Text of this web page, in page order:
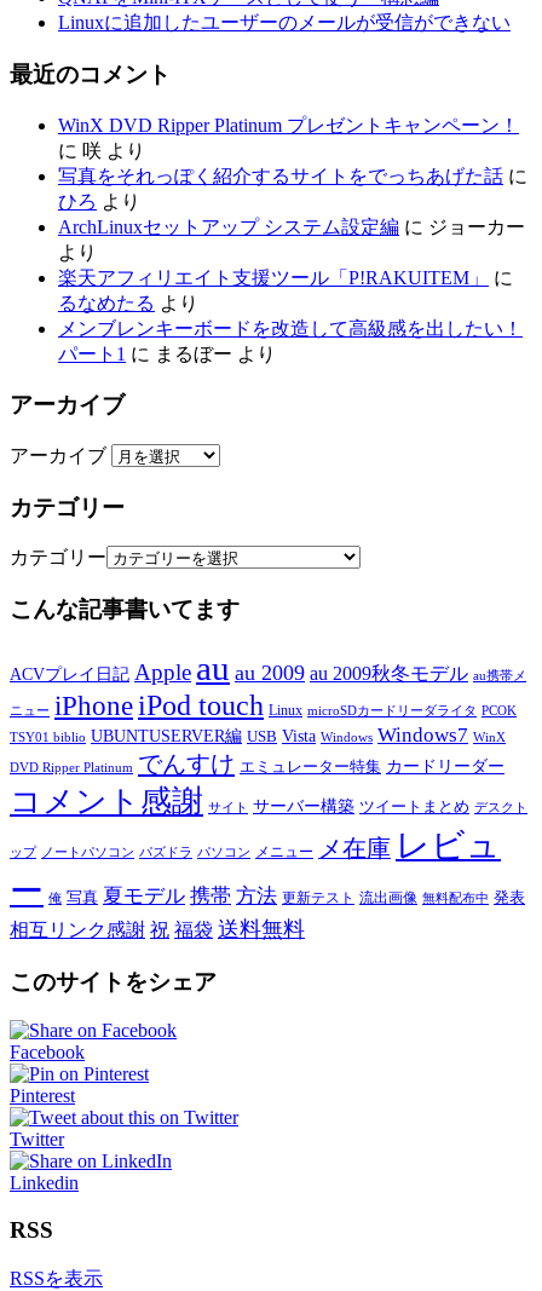
Linuxに追加したユーザーのメールが受信ができない
最近のコメント
WinX DVD Ripper Platinum プレゼントキャンペーン！
に 咲 より
写真をそれっぽく紹介するサイトをでっちあげた話 に
ひろ より
ArchLinuxセットアップ システム設定編 に ジョーカー
より
楽天アフィリエイト支援ツール「P!RAKUITEM」
に
るなめたる より
メンブレンキーボードを改造して高級感を出したい！
パート1 に まるぼー より
アーカイブ
アーカイブ
カテゴリー
カテゴリー
こんな記事書いてます
ACVプレイ日記 Apple au au 2009 au 2009秋冬モデル au携帯メ
ニュー iPhoneiPod touch Linux microSDカードリーダライタ PCOK
TSY01 biblio UBUNTUSERVER編 USB Vista Windows Windows7 WinX
DVD Ripper Platinum でんすけ エミュレーター特集 カードリーダー
コメント感謝 サイト サーバー構築 ツイートまとめ デスクト
ップ ノートパソコン パズドラ パソコン メニュー メ在庫 レビュ
ー 俺 写真 夏モデル 携帯 方法 更新テスト 流出画像 無料配布中 発表
相互リンク感謝 祝 福袋 送料無料
このサイトをシェア
Facebook
Pinterest
Twitter
Linkedin
RSS
RSSを表示